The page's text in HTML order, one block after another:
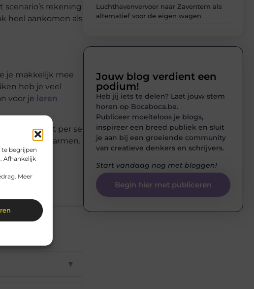
begrijpen
Afhankelijk
Meer
rekening
heel aankomen als
je makkelijk mee
heb je veel
voor je leren
de tas niet per se
dragen je armen.
▼
Luchthavenvervoer naar Zaventem als
alternatief voor de eigen wagen
Jouw blog verdient een
podium!
Heb jij iets te delen? Laat jouw stem
horen op Bocaboca.be.
Publiceer moeiteloos je blogs,
inspireer een breed publiek en sluit
je aan bij een groeiende community
van creatieve denkers en schrijvers.
Start vandaag nog met bloggen!
Begin hier met publiceren